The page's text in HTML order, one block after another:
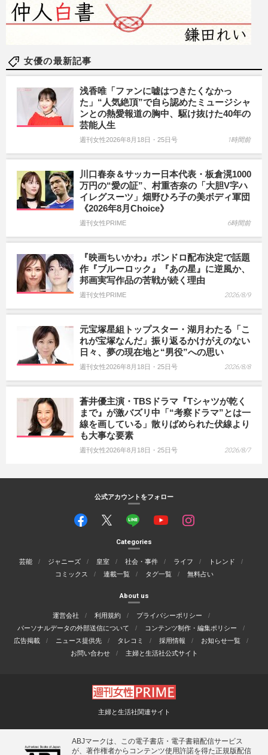
女優の最新記事
浅香唯「ファンに嘘はつきたくなかっ
た」“人気絶頂”で自ら認めたミュージシャ
ンとの熱愛報道の胸中、駆け抜けた40年の
芸能人生
週刊女性2026年8月18日・25日号 1時間前
川口春奈＆サッカー日本代表・板倉滉1000
万円の“愛の証”、村重杏奈の「大胆V字ハ
イレグスーツ」畑野ひろ子の美ボディ軍団
《2026年8月Choice》
週刊女性PRIME 6時間前
『映画ちいかわ』ボンドロ配布決定で話題
作『ブルーロック』『あの星』に逆風か、
邦画実写作品の苦戦が続く理由
週刊女性PRIME 2026/8/9
元宝塚星組トップスター・湖月わたる「こ
れが宝塚なんだ」振り返るかけがえのない
日々、夢の現在地と“男役”への思い
週刊女性2026年8月18日・25日号 2026/8/8
蒼井優主演・TBSドラマ『Tシャツが乾く
まで』が激バズリ中「“考察ドラマ”とは一
線を画している」散りばめられた伏線より
も大事な要素
週刊女性2026年8月18日・25日号 2026/8/7
公式アカウントをフォロー
Categories
芸能 ジャニーズ 皇室 社会・事件 ライフ
トレンド
コミックス
連載一覧 タグ一覧 無料占い
About us
運営会社 利用規約
プライバシーポリシー
パーソナルデータの外部送信について
コンテンツ制作・編集ポリシー
広告掲載
ニュース提供先 タレコミ 採用情報
お知らせ一覧
お問い合わせ
主婦と生活社公式サイト
主婦と生活社関連サイト
ABJマークは、この電子書店・電子書籍配信サービス
が、著作権者からコンテンツ使用許諾を得た正規版配信